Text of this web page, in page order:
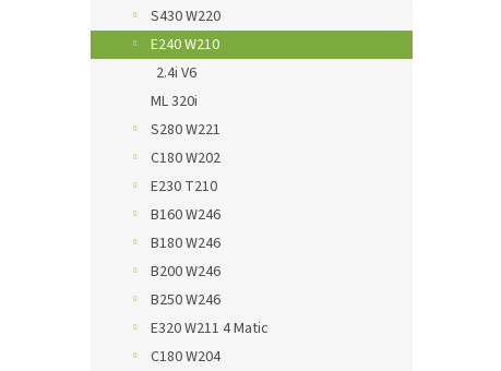
S430 W220
E240 W210
2.4i V6
ML 320i
S280 W221
C180 W202
E230 T210
B160 W246
B180 W246
B200 W246
B250 W246
E320 W211 4 Matic
C180 W204